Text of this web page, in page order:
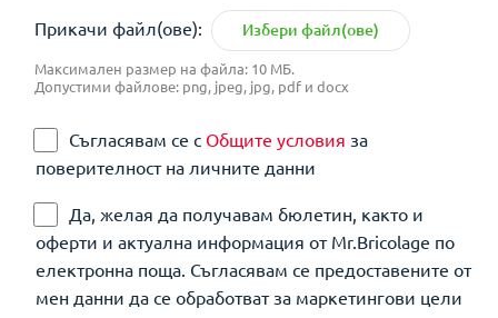
Прикачи файл(ове): Избери файл(ове)
Максимален размер на файла: 10 МБ.
Допустими файлове: png, jpeg, jpg, pdf и docx
Съгласявам се с Общите условия за
поверителност на личните данни
Да, желая да получавам бюлетин, както и
оферти и актуална информация от Mr.Bricolage по
електронна поща. Съгласявам се предоставените от
мен данни да се обработват за маркетингови цели